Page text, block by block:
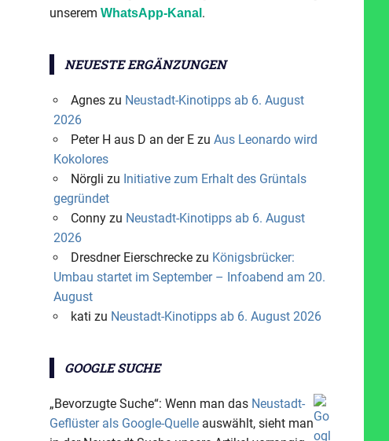
unserem WhatsApp-Kanal .
NEUESTE ERGÄNZUNGEN
Agneszu Neustadt-Kinotipps ab 6. August
2026
Peter H aus D an der Ezu Aus Leonardo wird
Kokolores
Nörgli zu Initiative zum Erhalt des Grüntals
gegründet
Connyzu Neustadt-Kinotipps ab 6. August
2026
Dresdner Eierschreckezu Königsbrücker:
Umbau startet im September – Infoabend am 20.
August
kati zu Neustadt-Kinotipps ab 6. August 2026
GOOGLE SUCHE
„Bevorzugte Suche“: Wenn man das Neustadt-
Geflüster als Google-Quelle auswählt, sieht man